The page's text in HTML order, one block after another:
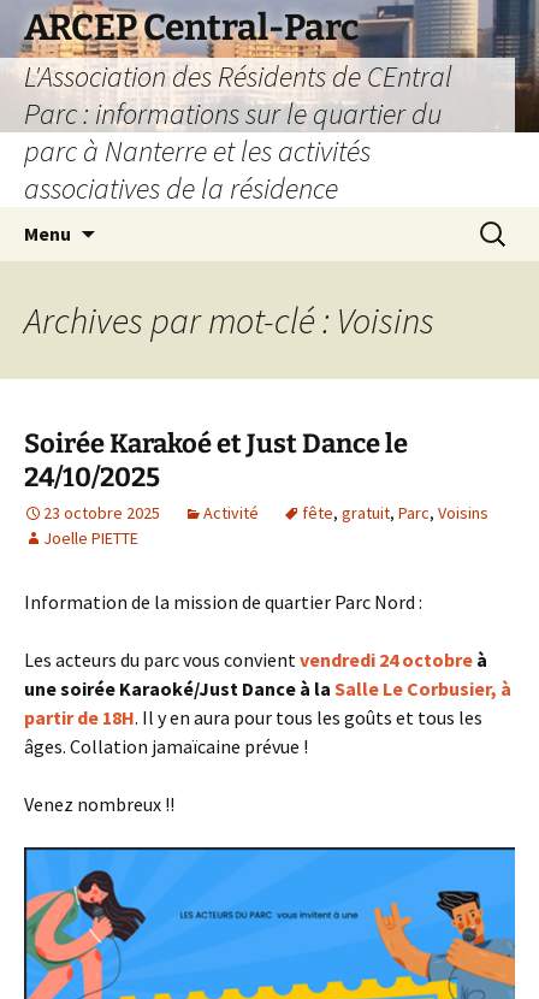
Aller
contenu
ARCEP Central-Parc
L'Association des Résidents de CEntral
Parc : informations sur le quartier du
parc à Nanterre et les activités
associatives de la résidence
Menu
Archives par mot-clé : Voisins
Soirée Karakoé et Just Dance le
24/10/2025
23 octobre 2025 Activité fête, gratuit, Parc, Voisins
Joelle PIETTE
Information de la mission de quartier Parc Nord :
Les acteurs du parc vous convientvendredi 24 octobre à
une soirée Karaoké/Just Dance à la Salle Le Corbusier, à
partir de 18H. Il y en aura pour tous les goûts et tous les
âges. Collation jamaïcaine prévue !
Venez nombreux !!